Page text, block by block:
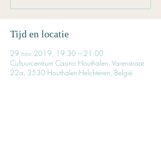
Tijd en locatie
29 nov 2019, 19:30 – 21:00
Cultuurcentrum Casino Houthalen, Varenstraat
22a, 3530 Houthalen-Helchteren, België